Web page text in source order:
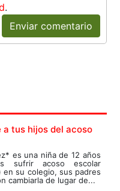
.
Enviar comentario
a tus hijos del acoso
es una niña de 12 años
sufrir acoso escolar
en su colegio, sus padres
cambiarla de lugar de...